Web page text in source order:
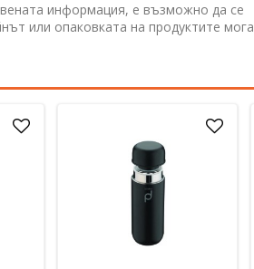
информация, е възможно да се
или опаковката на продуктите